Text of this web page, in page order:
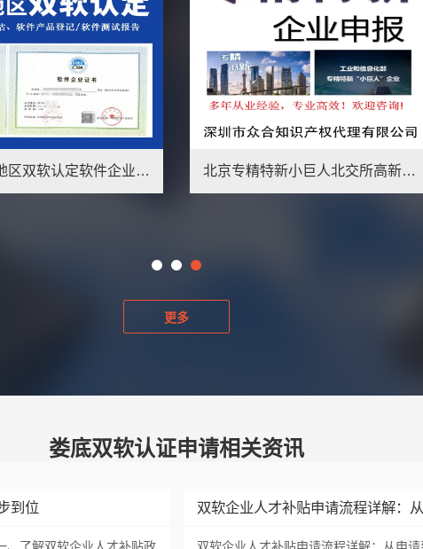
深圳市高新技术企业认定申请国高新双软件著作权企业贯标代办理 高新技术企业认证高新申请复议高新认定双软认证软件著作权申请
更多
娄底双软认证申请相关资讯
到位 双软企业人才补贴申请流程详解：